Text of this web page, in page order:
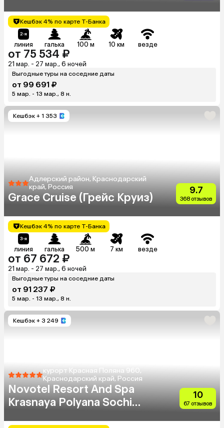
Кешбэк 4% по карте Т-Банка
линия галька 100 м 10 км везде
от 75 534 ₽
21 мар. - 27 мар., 6 ночей
Выгодные туры на соседние даты
от 99 691 ₽
5 мар. - 13 мар., 8 н.
Кешбэк + 1 353
Адлерский район, Краснодарский
край, Россия
Grace Cruise (Грейс Круиз)
9.7
368 отзывов
Кешбэк 4% по карте Т-Банка
линия галька 500 м 7 км везде
от 67 672 ₽
21 мар. - 27 мар., 6 ночей
Выгодные туры на соседние даты
от 91 237 ₽
5 мар. - 13 мар., 8 н.
Кешбэк + 3 249
курорт Красная Поляна 960,
Краснодарский край, Россия
Novotel Resort And Spa
Krasnaya Polyana Sochi
10
67 отзывов